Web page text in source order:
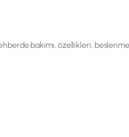
bakımı, özellikleri,